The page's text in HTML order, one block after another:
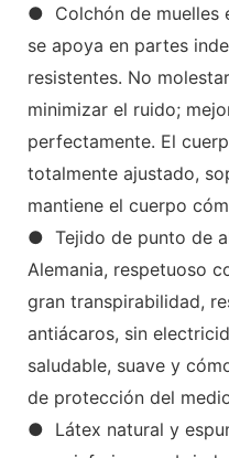
● Colchón de muelles
se apoya en partes
resistentes. No
minimizar el ruido;
perfectamente. El
totalmente ajustado,
mantiene el cuerpo
● Tejido de punto de
Alemania, respetuoso
gran transpirabilidad,
antiácaros, sin
saludable, suave y
de protección del
● Látex natural y